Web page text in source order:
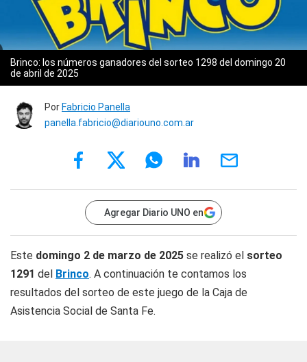
Brinco: los números ganadores del sorteo 1298 del domingo 20
de abril de 2025
Por Fabricio Panella
panella.fabricio@diariouno.com.ar
Agregar Diario UNO en
Este domingo 2 de marzo de 2025 se realizó el sorteo
1291 del Brinco. A continuación te contamos los
resultados del sorteo de este juego de la Caja de
Asistencia Social de Santa Fe.